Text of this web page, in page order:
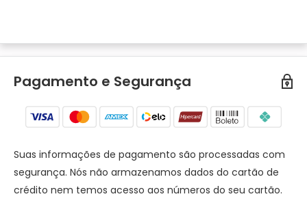
Pagamento e Segurança
Suas informações de pagamento são processadas com
segurança. Nós não armazenamos dados do cartão de
crédito nem temos acesso aos números do seu cartão.